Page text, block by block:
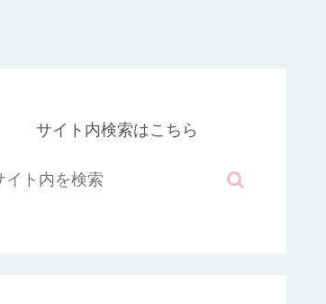
サイト内検索はこちら